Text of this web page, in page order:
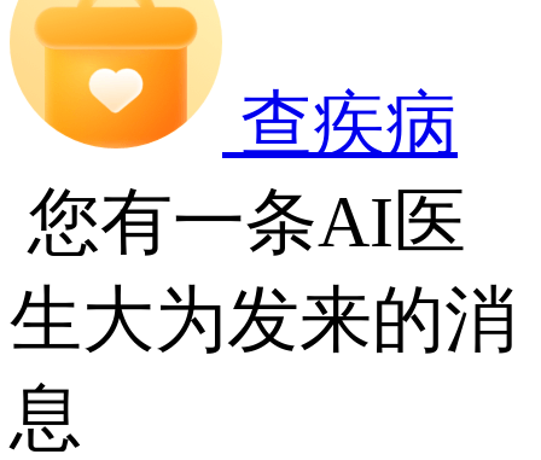
查疾病
您有一条AI医
生大为发来的消
息